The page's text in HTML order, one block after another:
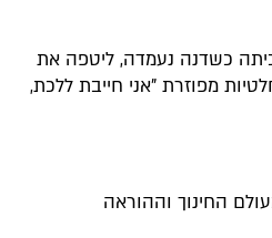
כשדנה נעמדה, ליטפה את
מפוזרת "אני חייבת ללכת,
החינוך וההוראה